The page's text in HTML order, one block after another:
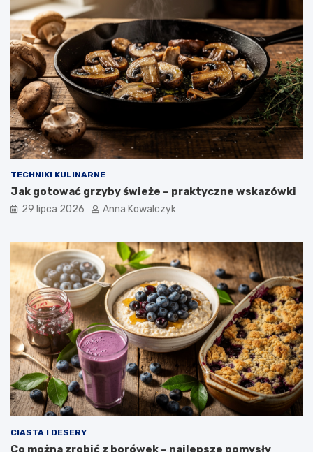
TECHNIKI KULINARNE
Jak gotować grzyby świeże – praktyczne wskazówki
29 lipca 2026 Anna Kowalczyk
CIASTA I DESERY
Co można zrobić z borówek – najlepsze pomysły